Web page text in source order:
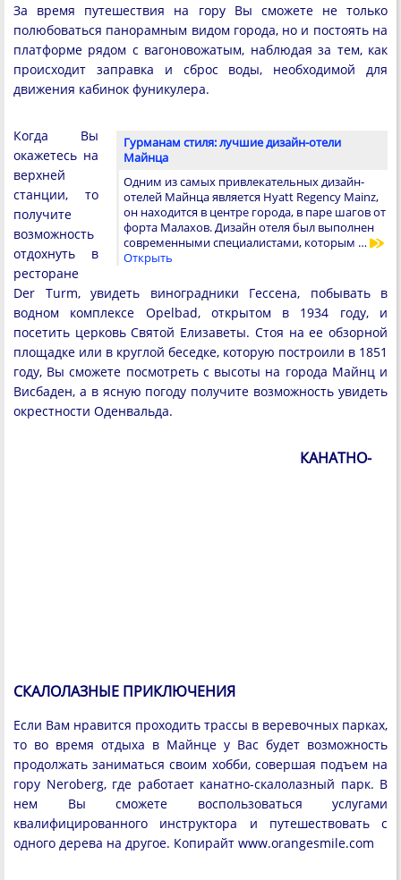
За время путешествия на гору Вы сможете не только
полюбоваться панорамным видом города, но и постоять на
платформе рядом с вагоновожатым, наблюдая за тем, как
происходит заправка и сброс воды, необходимой для
движения кабинок фуникулера.
Гурманам стиля: лучшие дизайн-отели
Майнца
Одним из самых привлекательных дизайн-
отелей Майнца является Hyatt Regency Mainz,
он находится в центре города, в паре шагов от
форта Малахов. Дизайн отеля был выполнен
современными специалистами, которым …
Открыть
Когда Вы
окажетесь на
верхней
станции, то
получите
возможность
отдохнуть в
ресторане
Der Turm, увидеть виноградники Гессена, побывать в
водном комплексе Opelbad, открытом в 1934 году, и
посетить церковь Святой Елизаветы. Стоя на ее обзорной
площадке или в круглой беседке, которую построили в 1851
году, Вы сможете посмотреть с высоты на города Майнц и
Висбаден, а в ясную погоду получите возможность увидеть
окрестности Оденвальда.
КАНАТНО-
СКАЛОЛАЗНЫЕ ПРИКЛЮЧЕНИЯ
Если Вам нравится проходить трассы в веревочных парках,
то во время отдыха в Майнце у Вас будет возможность
продолжать заниматься своим хобби, совершая подъем на
гору Neroberg, где работает канатно-скалолазный парк. В
нем Вы сможете воспользоваться услугами
квалифицированного инструктора и путешествовать с
одного дерева на другое. Копирайт www.orangesmile.com